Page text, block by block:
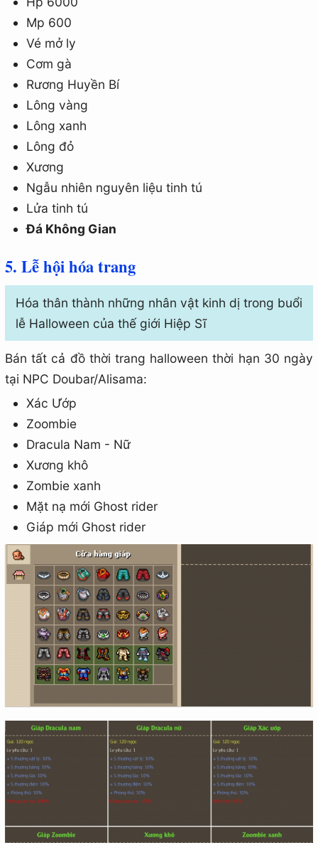
Mp 600
Vé mở ly
Cơm gà
Rương Huyền Bí
Lông vàng
Lông xanh
Lông đỏ
Xương
Ngẫu nhiên nguyên liệu tinh tú
Lửa tinh tú
Đá Không Gian
5. Lễ hội hóa trang
Hóa thân thành những nhân vật kinh dị trong buổi
lễ Halloween của thế giới Hiệp Sĩ
Bán tất cả đồ thời trang halloween thời hạn 30 ngày
tại NPC Doubar/Alisama:
Xác Ướp
Zoombie
Dracula Nam - Nữ
Xương khô
Zombie xanh
Mặt nạ mới Ghost rider
Giáp mới Ghost rider